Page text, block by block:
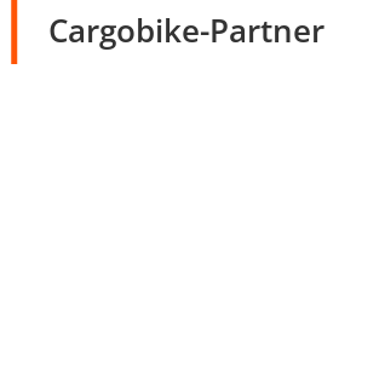
Cargobike-Partner